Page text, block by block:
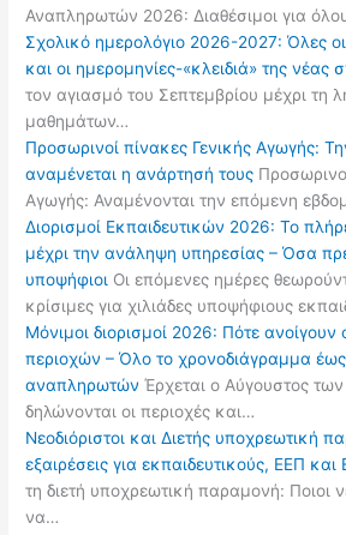
Αναπληρωτών 2026: Διαθέσιμοι για
Σχολικό ημερολόγιο 2026-2027: Όλες οι
και οι ημερομηνίες-«κλειδιά» της νέας
τον αγιασμό του Σεπτεμβρίου μέχρι τη
μαθημάτων…
Προσωρινοί πίνακες Γενικής Αγωγής:
αναμένεται η ανάρτησή τους
Αγωγής: Αναμένονται την επόμενη
Διορισμοί Εκπαιδευτικών 2026: Το
μέχρι την ανάληψη υπηρεσίας – Όσα
υποψήφιοι Οι επόμενες ημέρες
κρίσιμες για χιλιάδες υποψήφιους
Μόνιμοι διορισμοί 2026: Πότε ανοίγουν
περιοχών – Όλο το χρονοδιάγραμμα έως
αναπληρωτών Έρχεται ο Αύγουστος
δηλώνονται οι περιοχές και…
Νεοδιόριστοι και Διετής υποχρεωτική
εξαιρέσεις για εκπαιδευτικούς, ΕΕΠ και
τη διετή υποχρεωτική παραμονή: Ποιοι
να…